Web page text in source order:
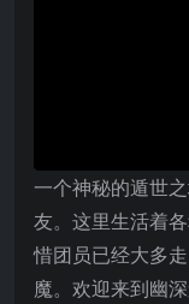
一个神秘的遁世
友。这里生活着
惜团员已经大多
魔。欢迎来到幽深